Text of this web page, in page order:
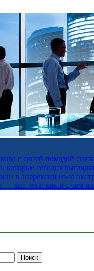
с синей помадой
которые сегодня
в анорексии из-за
хит лета: как и с чем